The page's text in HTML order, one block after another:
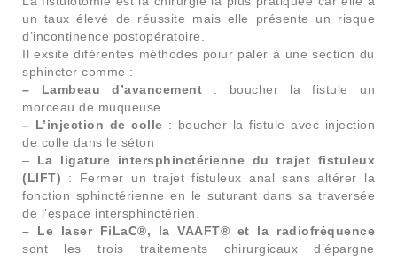
un taux élevé de réussite mais elle présente un risque
d’incontinence postopératoire.
Il exsite diférentes méthodes poiur paler à une section du
sphincter comme :
– Lambeau d’avancement : boucher la fistule un
morceau de muqueuse
– L’injection de colle : boucher la fistule avec injection
de colle dans le séton
– La ligature intersphinctérienne du trajet fistuleux
(LIFT) : Fermer un trajet fistuleux anal sans altérer la
fonction sphinctérienne en le suturant dans sa traversée
de l’espace intersphinctérien.
– Le laser FiLaC®, la VAAFT® et la radiofréquence
sont les trois traitements chirurgicaux d’épargne